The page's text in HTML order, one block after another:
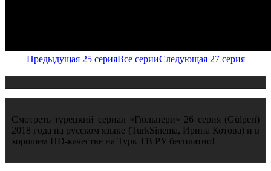
Предыдущая 25 серияВсе серииСледующая 27 серия
Смотреть турецкий сериал «Гюльпери» 26 серия (Gülperi)
2018 года на русском языке (TurkSinema, Ирина Котова) и в
хорошем HD-качестве на Турк ТВ РУ бесплатно!